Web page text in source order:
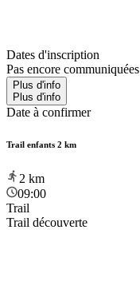
Dates d'inscription
Pas encore communiquées
Plus d'info
Plus d'info
Date à confirmer
Trail enfants 2 km
2 km
09:00
Trail
Trail découverte